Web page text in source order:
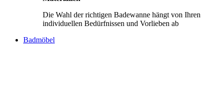
Die Wahl der richtigen Badewanne hängt von Ihren
individuellen Bedürfnissen und Vorlieben ab
Badmöbel